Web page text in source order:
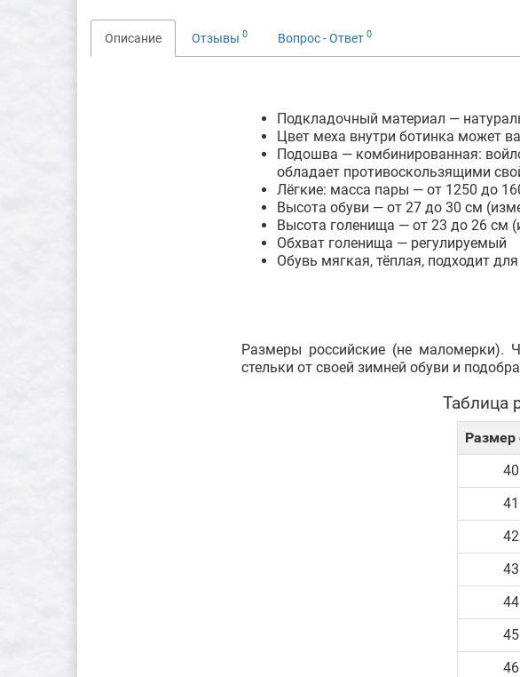
Описание Отзывы 0 Вопрос - Ответ 0
Подкладочный материал —
Цвет меха внутри ботинка может
Подошва — комбинированная:
обладает противоскользящими
Лёгкие: масса пары — от 1250 до
Высота обуви — от 27 до 30 см
Высота голенища — от 23 до 26 см
Обхват голенища — регулируемый
Обувь мягкая, тёплая, подходит
Размеры российские (не маломерки).
стельки от своей зимней обуви и
Таблица
Размер
40
41
42
43
44
45
46